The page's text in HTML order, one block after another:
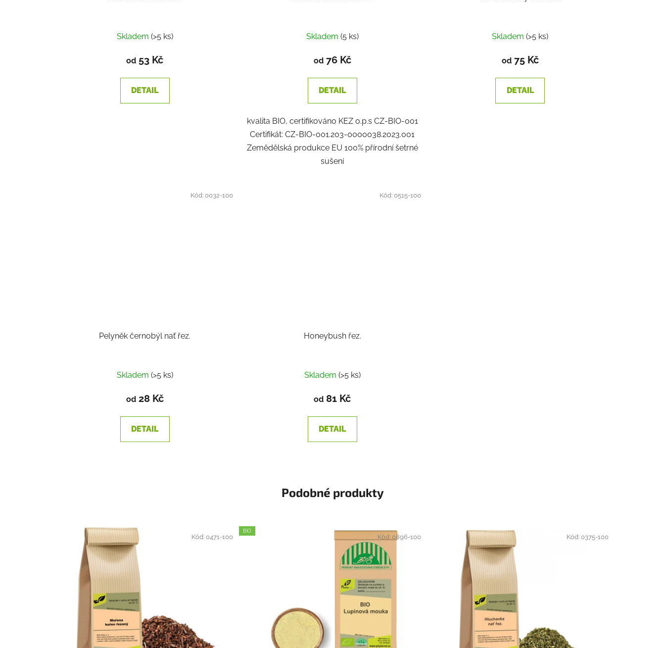
Skladem (>5 ks)
od 53 Kč
DETAIL
Skladem (5 ks)
od76 Kč
DETAIL
kvalita BIO, certifikováno KEZ o.p.s CZ-BIO-001
Certifikát: CZ-BIO-001.203-0000038.2023.001
Zemědělská produkce EU 100% přírodní šetrné
sušení
Skladem(>5 ks)
od75 Kč
DETAIL
Pelyněk černobýl nať řez.
Skladem (>5 ks)
od28 Kč
DETAIL
Kód:0032-100
Honeybush řez.
Skladem (>5 ks)
od 81 Kč
DETAIL
Kód:0515-100
Podobné produkty
Kód:0471-100
BIO
Kód:0896-100 Kód:0375-100